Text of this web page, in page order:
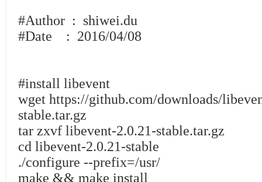
#Author : shiwei.du
#Date : 2016/04/08
#install libevent
wget https://github.com/downloads/
stable.tar.gz
tar zxvf libevent-2.0.21-stable.tar.gz
cd libevent-2.0.21-stable
./configure --prefix=/usr/
make && make install